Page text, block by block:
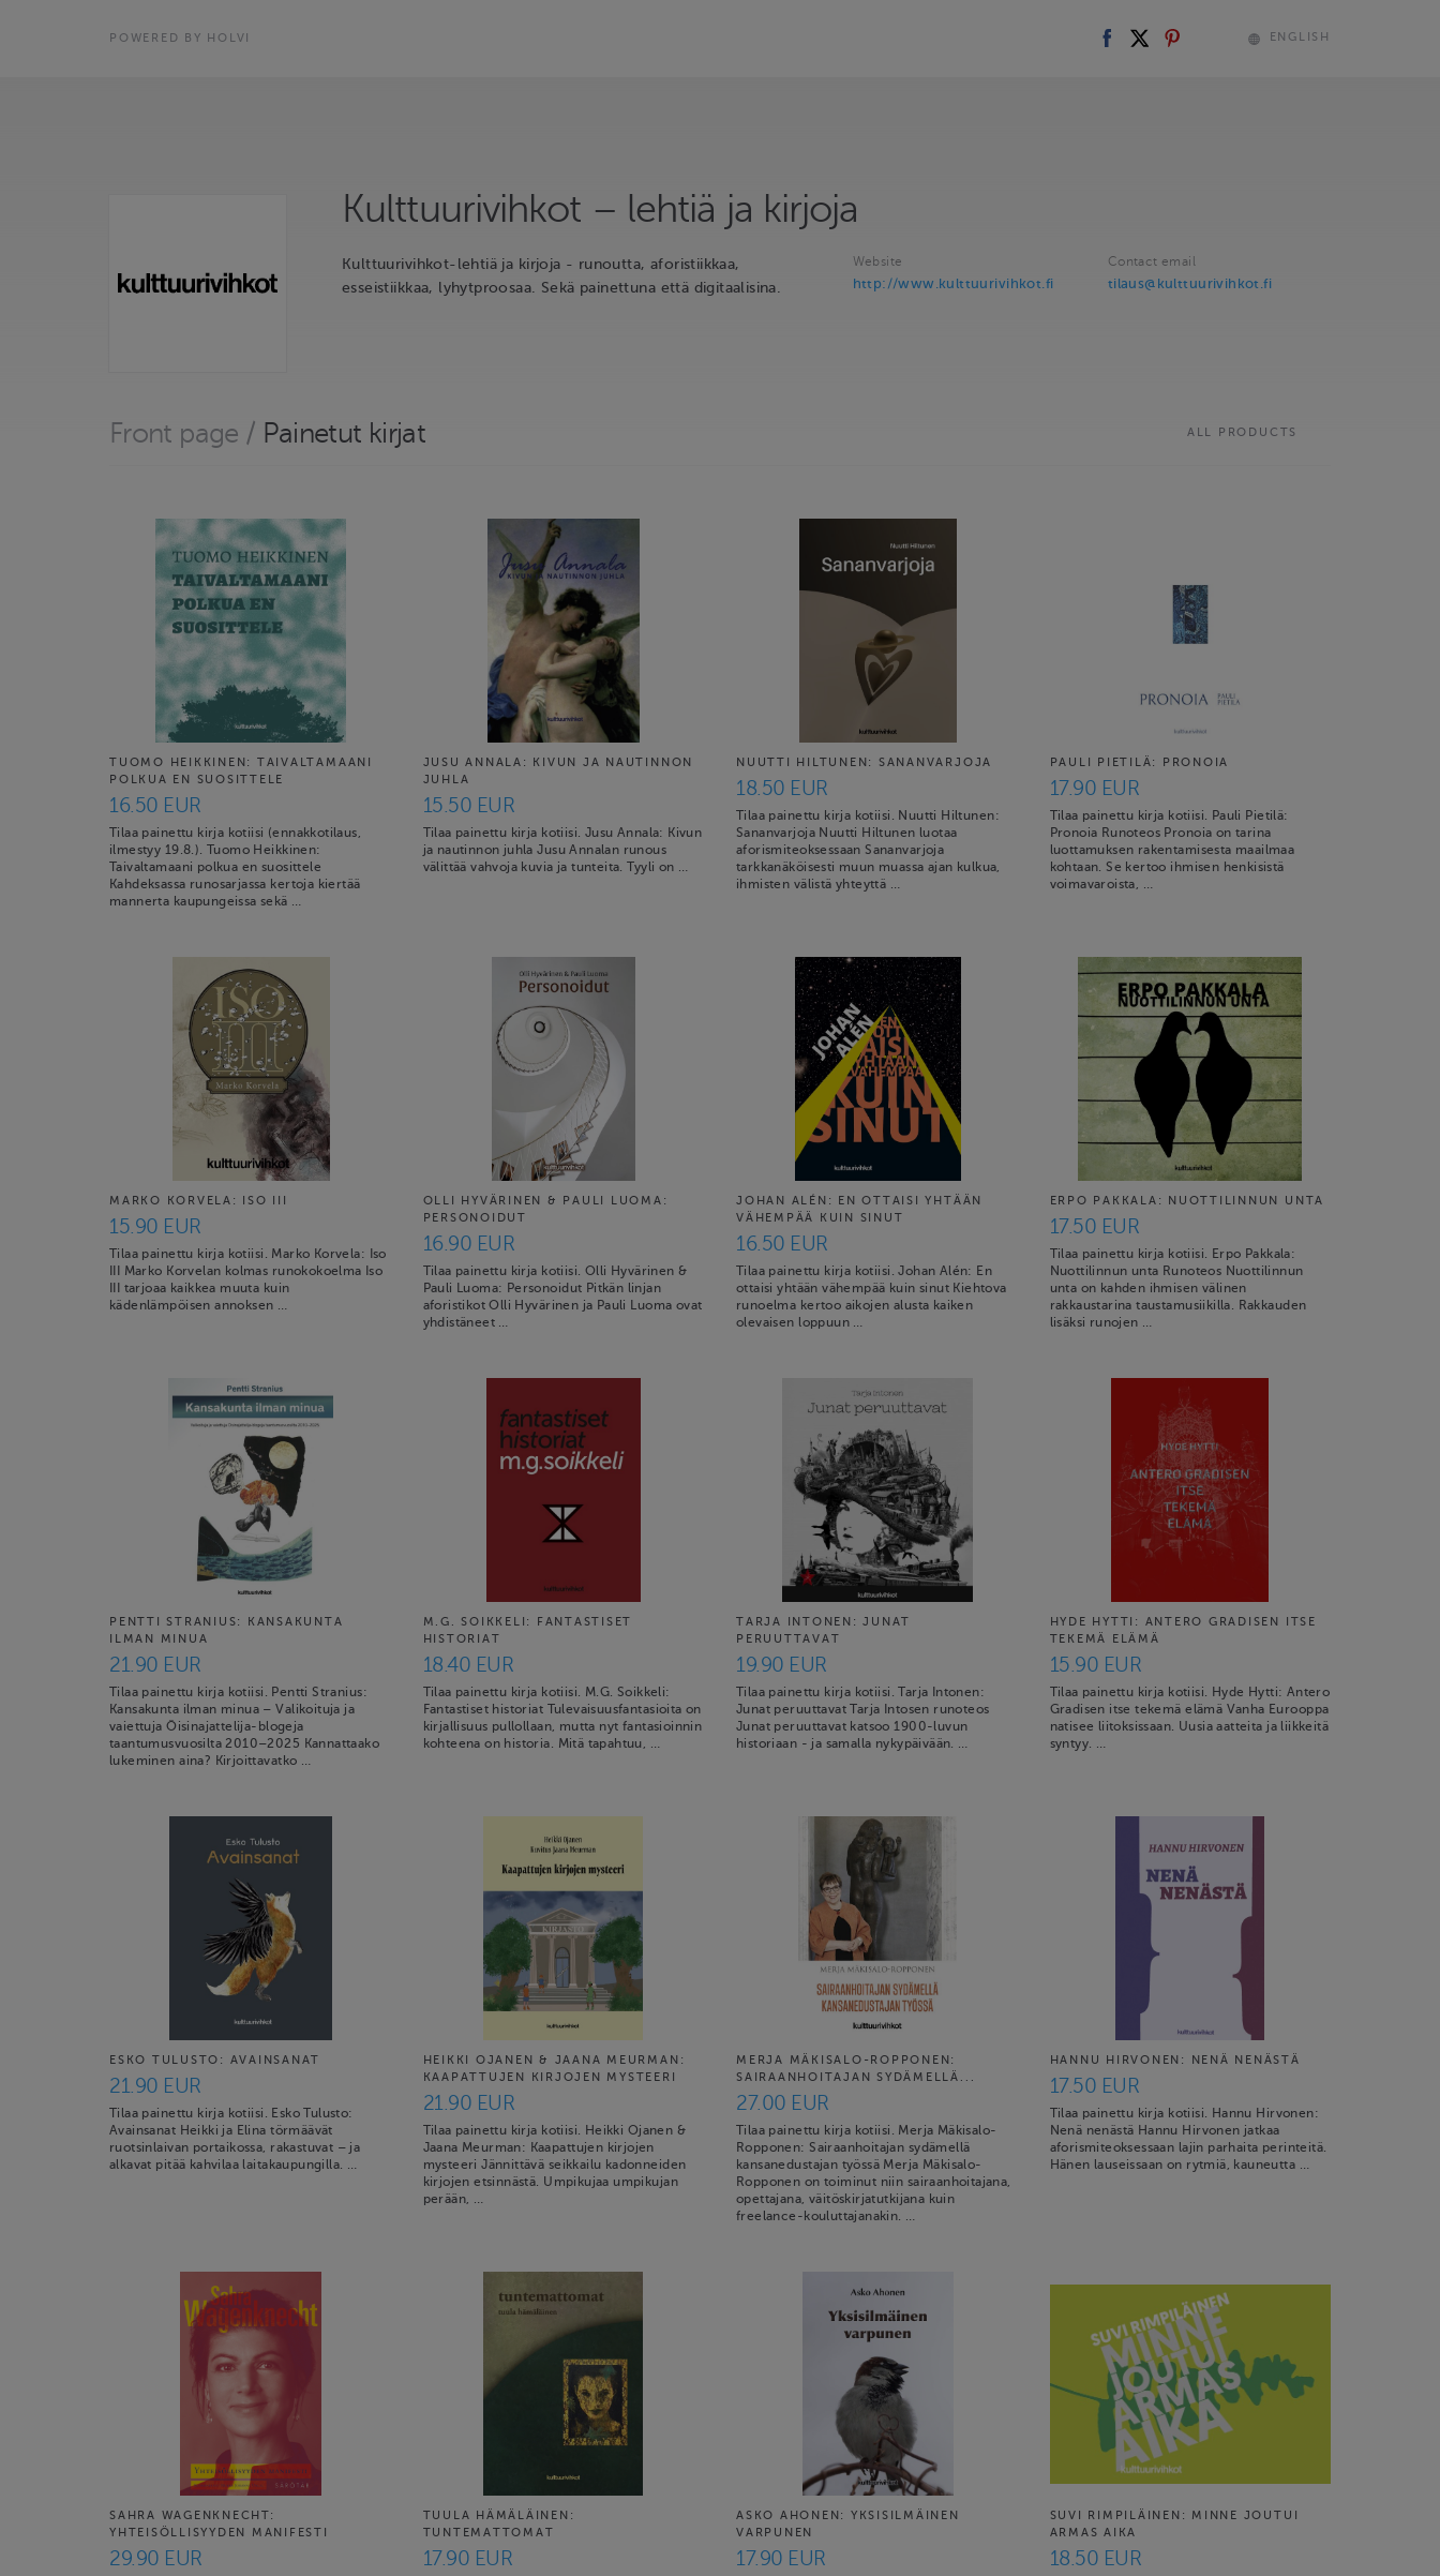
POWERED BY HOLVI ENGLISH
Kulttuurivihkot – lehtiä ja kirjoja
Kulttuurivihkot-lehtiä ja kirjoja - runoutta, aforistiikkaa,
esseistiikkaa, lyhytproosaa. Sekä painettuna että digitaalisina.
Website
http://www.kulttuurivihkot.fi
Contact email
tilaus@kulttuurivihkot.fi
Front page / Painetut kirjat ALL PRODUCTS
TUOMO HEIKKINEN: TAIVALTAMAANI
POLKUA EN SUOSITTELE
16.50 EUR
Tilaa painettu kirja kotiisi (ennakkotilaus,
ilmestyy 19.8.). Tuomo Heikkinen:
Taivaltamaani polkua en suosittele
Kahdeksassa runosarjassa kertoja kiertää
mannerta kaupungeissa sekä …
JUSU ANNALA: KIVUN JA NAUTINNON
JUHLA
15.50 EUR
Tilaa painettu kirja kotiisi. Jusu Annala: Kivun
ja nautinnon juhla Jusu Annalan runous
välittää vahvoja kuvia ja tunteita. Tyyli on …
NUUTTI HILTUNEN: SANANVARJOJA
18.50 EUR
Tilaa painettu kirja kotiisi. Nuutti Hiltunen:
Sananvarjoja Nuutti Hiltunen luotaa
aforismiteoksessaan Sananvarjoja
tarkkanäköisesti muun muassa ajan kulkua,
ihmisten välistä yhteyttä …
PAULI PIETILÄ: PRONOIA
17.90 EUR
Tilaa painettu kirja kotiisi. Pauli Pietilä:
Pronoia Runoteos Pronoia on tarina
luottamuksen rakentamisesta maailmaa
kohtaan. Se kertoo ihmisen henkisistä
voimavaroista, …
MARKO KORVELA: ISO III
15.90 EUR
Tilaa painettu kirja kotiisi. Marko Korvela: Iso
III Marko Korvelan kolmas runokokoelma Iso
III tarjoaa kaikkea muuta kuin
kädenlämpöisen annoksen …
OLLI HYVÄRINEN & PAULI LUOMA:
PERSONOIDUT
16.90 EUR
Tilaa painettu kirja kotiisi. Olli Hyvärinen &
Pauli Luoma: Personoidut Pitkän linjan
aforistikot Olli Hyvärinen ja Pauli Luoma ovat
yhdistäneet …
JOHAN ALÉN: EN OTTAISI YHTÄÄN
VÄHEMPÄÄ KUIN SINUT
16.50 EUR
Tilaa painettu kirja kotiisi. Johan Alén: En
ottaisi yhtään vähempää kuin sinut Kiehtova
runoelma kertoo aikojen alusta kaiken
olevaisen loppuun …
ERPO PAKKALA: NUOTTILINNUN UNTA
17.50 EUR
Tilaa painettu kirja kotiisi. Erpo Pakkala:
Nuottilinnun unta Runoteos Nuottilinnun
unta on kahden ihmisen välinen
rakkaustarina taustamusiikilla. Rakkauden
lisäksi runojen …
PENTTI STRANIUS: KANSAKUNTA
ILMAN MINUA
21.90 EUR
Tilaa painettu kirja kotiisi. Pentti Stranius:
Kansakunta ilman minua – Valikoituja ja
vaiettuja Öisinajattelija-blogeja
taantumusvuosilta 2010–2025 Kannattaako
lukeminen aina? Kirjoittavatko …
M.G. SOIKKELI: FANTASTISET
HISTORIAT
18.40 EUR
Tilaa painettu kirja kotiisi. M.G. Soikkeli:
Fantastiset historiat Tulevaisuusfantasioita on
kirjallisuus pullollaan, mutta nyt fantasioinnin
kohteena on historia. Mitä tapahtuu, …
TARJA INTONEN: JUNAT
PERUUTTAVAT
19.90 EUR
Tilaa painettu kirja kotiisi. Tarja Intonen:
Junat peruuttavat Tarja Intosen runoteos
Junat peruuttavat katsoo 1900-luvun
historiaan - ja samalla nykypäivään. …
HYDE HYTTI: ANTERO GRADISEN ITSE
TEKEMÄ ELÄMÄ
15.90 EUR
Tilaa painettu kirja kotiisi. Hyde Hytti: Antero
Gradisen itse tekemä elämä Vanha Eurooppa
natisee liitoksissaan. Uusia aatteita ja liikkeitä
syntyy. …
ESKO TULUSTO: AVAINSANAT
21.90 EUR
Tilaa painettu kirja kotiisi. Esko Tulusto:
Avainsanat Heikki ja Elina törmäävät
ruotsinlaivan portaikossa, rakastuvat – ja
alkavat pitää kahvilaa laitakaupungilla. …
HEIKKI OJANEN & JAANA MEURMAN:
KAAPATTUJEN KIRJOJEN MYSTEERI
21.90 EUR
Tilaa painettu kirja kotiisi. Heikki Ojanen &
Jaana Meurman: Kaapattujen kirjojen
mysteeri Jännittävä seikkailu kadonneiden
kirjojen etsinnästä. Umpikujaa umpikujan
perään, …
MERJA MÄKISALO-ROPPONEN:
SAIRAANHOITAJAN SYDÄMELLÄ...
27.00 EUR
Tilaa painettu kirja kotiisi. Merja Mäkisalo-
Ropponen: Sairaanhoitajan sydämellä
kansanedustajan työssä Merja Mäkisalo-
Ropponen on toiminut niin sairaanhoitajana,
opettajana, väitöskirjatutkijana kuin
freelance-kouluttajanakin. …
HANNU HIRVONEN: NENÄ NENÄSTÄ
17.50 EUR
Tilaa painettu kirja kotiisi. Hannu Hirvonen:
Nenä nenästä Hannu Hirvonen jatkaa
aforismiteoksessaan lajin parhaita perinteitä.
Hänen lauseissaan on rytmiä, kauneutta …
SAHRA WAGENKNECHT:
YHTEISÖLLISYYDEN MANIFESTI
29.90 EUR
TUULA HÄMÄLÄINEN:
TUNTEMATTOMAT
17.90 EUR
ASKO AHONEN: YKSISILMÄINEN
VARPUNEN
17.90 EUR
SUVI RIMPILÄINEN: MINNE JOUTUI
ARMAS AIKA
18.50 EUR